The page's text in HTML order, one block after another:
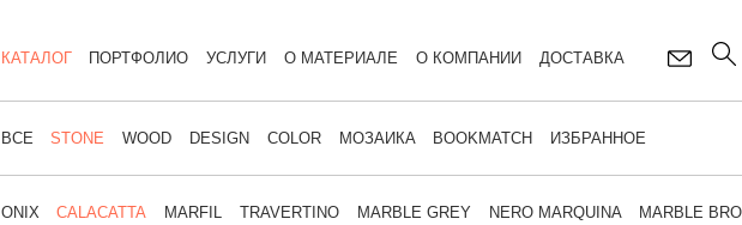
КАТАЛОГ
ВСЕ STONE
ONIX CALACATTA MARFIL TRAVERTINO MARBLE GREY NERO MARQUINA MARBLE
WOOD DESIGN COLOR МОЗАИКА BOOKMATCH ИЗБРАННОЕ
ПОРТФОЛИО УСЛУГИ О МАТЕРИАЛЕ О КОМПАНИИ ДОСТАВКА